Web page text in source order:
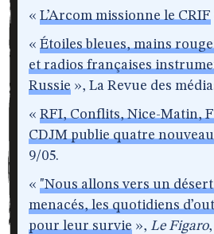
« L’Arcom missionne le CRIF
« Étoiles bleues, mains
et radios françaises
Russie », La Revue des
« RFI, Conflits, Nice-Matin,
CDJM publie quatre
9/05.
« "Nous allons vers un
menacés, les quotidiens
pour leur survie », Le Figaro